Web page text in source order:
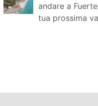
andare a
tua prossima